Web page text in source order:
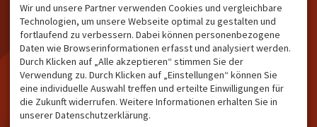
Kleinwalsertal und beliebte
Urlaubsziele wie die
Hörnerdörfer, Alpsee-
Grünten, Oberstaufen oder
Wertach im Allgäu.
Leistungsträger im
südlichen Oberallgäu eine
starke Plattform bietet.
NETZWERK & REICHWEITE
ca. 36.700 Abos bei
Wir und unsere Partner verwenden Cookies und vergleichbare
Technologien, um unsere Webseite optimal zu gestalten und
fortlaufend zu verbessern. Dabei können personenbezogene
Daten wie Browserinformationen erfasst und analysiert werden.
Durch Klicken auf „Alle akzeptieren“ stimmen Sie der
Verwendung zu. Durch Klicken auf „Einstellungen“ können Sie
eine individuelle Auswahl treffen und erteilte Einwilligungen für
die Zukunft widerrufen. Weitere Informationen erhalten Sie in
unserer Datenschutzerklärung.